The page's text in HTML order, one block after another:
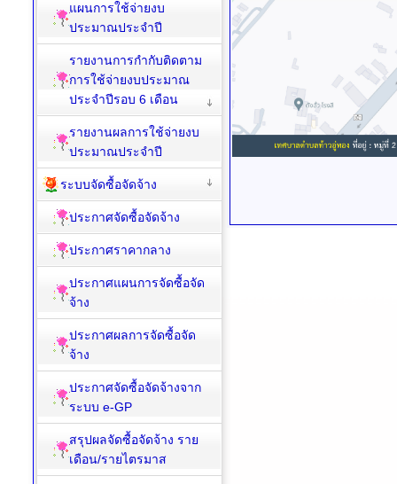
แผนการใช้จ่ายงบ
ประมาณประจำปี
รายงานการกำกับติดตาม
การใช้จ่ายงบประมาณ
ประจำปีรอบ 6 เดือน
รายงานผลการใช้จ่ายงบ
ประมาณประจำปี
ระบบจัดซื้อจัดจ้าง
ประกาศจัดซื้อจัดจ้าง
ประกาศราคากลาง
ประกาศแผนการจัดซื้อจัด
จ้าง
ประกาศผลการจัดซื้อจัด
จ้าง
ประกาศจัดซื้อจัดจ้างจาก
ระบบ e-GP
สรุปผลจัดซื้อจัดจ้าง ราย
เดือน/รายไตรมาส